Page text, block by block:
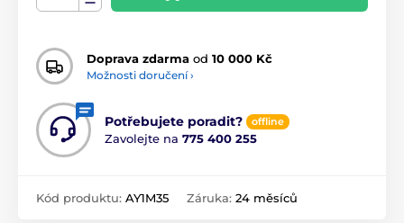
Doprava zdarma od 10 000 Kč
Možnosti doručení ›
Potřebujete poradit? offline
Zavolejte na 775 400 255
Kód produktu: AY1M35 Záruka: 24 měsíců